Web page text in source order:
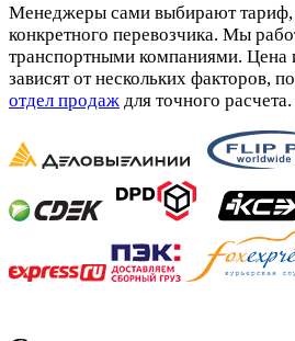
Менеджеры сами выбирают
конкретного перевозчика. Мы
транспортными компаниями. Цена
зависят от нескольких факторов,
отдел продаж для точного расчета.